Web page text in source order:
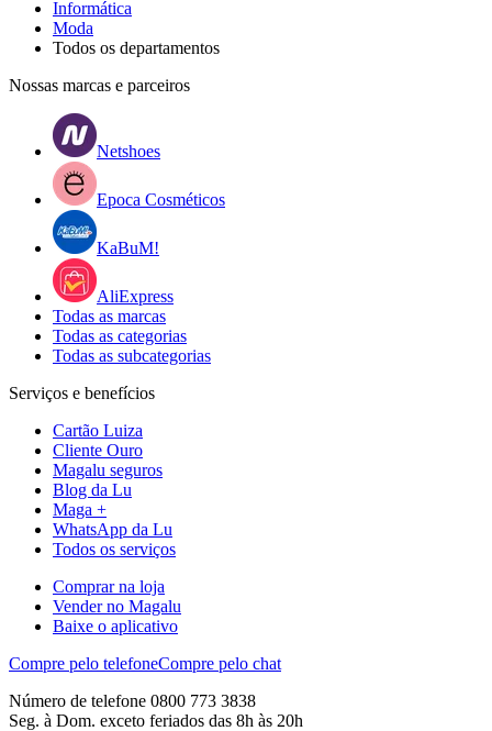
Informática
Moda
Todos os departamentos
Nossas marcas e parceiros
Netshoes
Epoca Cosméticos
KaBuM!
AliExpress
Todas as marcas
Todas as categorias
Todas as subcategorias
Serviços e benefícios
Cartão Luiza
Cliente Ouro
Magalu seguros
Blog da Lu
Maga +
WhatsApp da Lu
Todos os serviços
Comprar na loja
Vender no Magalu
Baixe o aplicativo
Compre pelo telefoneCompre pelo chat
Número de telefone 0800 773 3838
Seg. à Dom. exceto feriados das 8h às 20h